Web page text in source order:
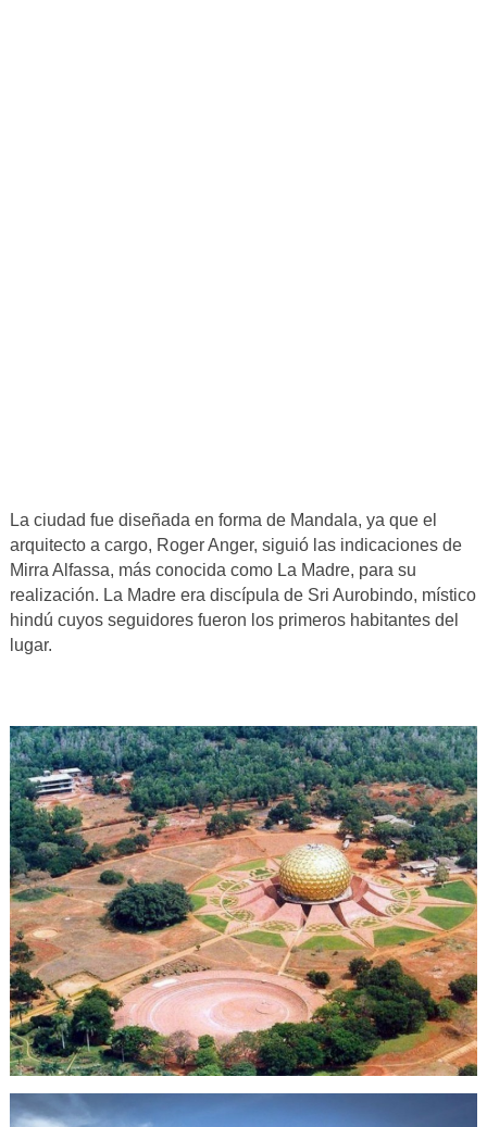
La ciudad fue diseñada en forma de Mandala, ya que el
arquitecto a cargo, Roger Anger, siguió las indicaciones de
Mirra Alfassa, más conocida como La Madre, para su
realización. La Madre era discípula de Sri Aurobindo, místico
hindú cuyos seguidores fueron los primeros habitantes del
lugar.